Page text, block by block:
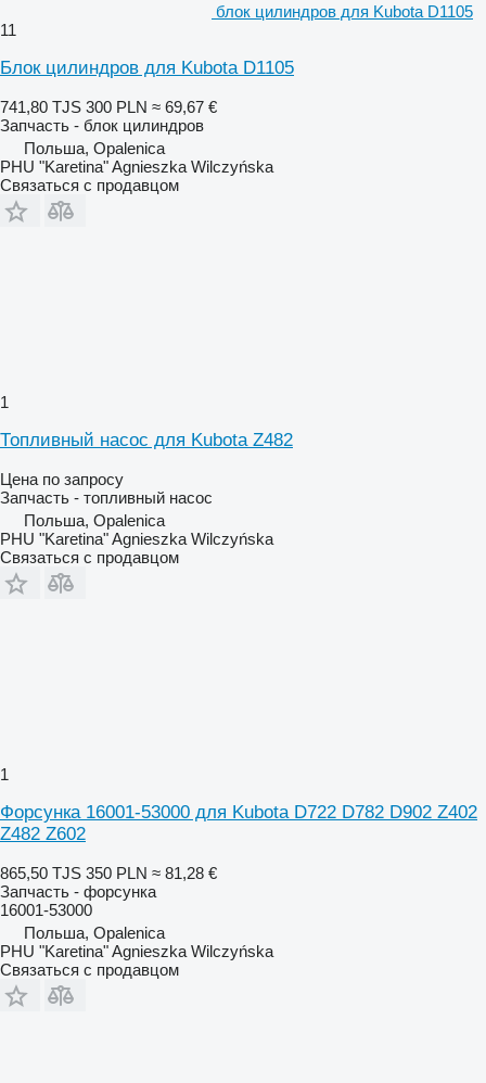
блок цилиндров для Kubota D1105
11
Блок цилиндров для Kubota D1105
741,80 TJS 300 PLN ≈ 69,67 €
Запчасть - блок цилиндров
Польша, Opalenica
PHU "Karetina" Agnieszka Wilczyńska
Связаться с продавцом
1
Топливный насос для Kubota Z482
Цена по запросу
Запчасть - топливный насос
Польша, Opalenica
PHU "Karetina" Agnieszka Wilczyńska
Связаться с продавцом
1
Форсунка 16001-53000 для Kubota D722 D782 D902 Z402
Z482 Z602
865,50 TJS 350 PLN ≈ 81,28 €
Запчасть - форсунка
16001-53000
Польша, Opalenica
PHU "Karetina" Agnieszka Wilczyńska
Связаться с продавцом